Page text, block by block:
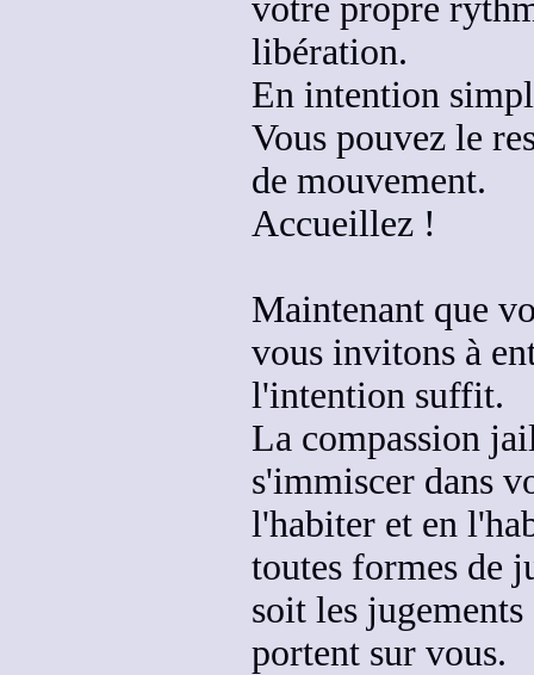
votre propre
libération.
En intention
Vous pouvez le
de mouvement.
Accueillez !
Maintenant que
vous invitons à
l'intention suffit.
La compassion
s'immiscer dans
l'habiter et en
toutes formes de
soit les
portent sur vous.